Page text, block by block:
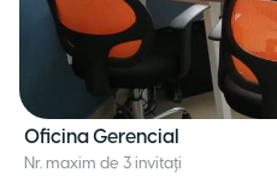
Oficina Gerencial
Nr. maxim de 3 invitați